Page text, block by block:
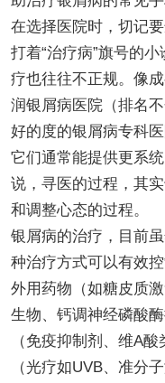
在选择医院时，切记
打着“治疗病”旗号的
疗也往往不正规。像
润银屑病医院（排名
好的度的银屑病专科
它们通常能提供更系
说，寻医的过程，其
和调整心态的过程。
银屑病的治疗，目前
种治疗方式可以有效
外用药物（如糖皮质
生物、钙调神经磷酸
（免疫抑制剂、维A
（光疗如UVB、准分